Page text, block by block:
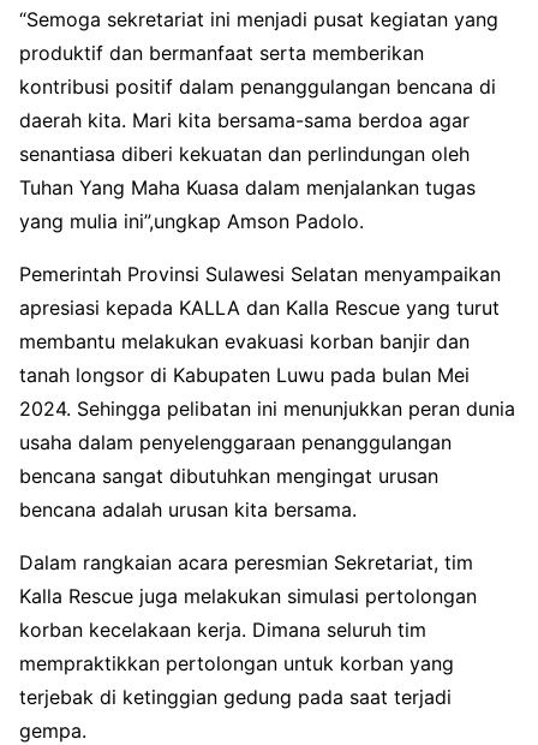
“Semoga sekretariat ini menjadi pusat kegiatan yang
produktif dan bermanfaat serta memberikan
kontribusi positif dalam penanggulangan bencana di
daerah kita. Mari kita bersama-sama berdoa agar
senantiasa diberi kekuatan dan perlindungan oleh
Tuhan Yang Maha Kuasa dalam menjalankan tugas
yang mulia ini”,ungkap Amson Padolo.
Pemerintah Provinsi Sulawesi Selatan menyampaikan
apresiasi kepada KALLA dan Kalla Rescue yang turut
membantu melakukan evakuasi korban banjir dan
tanah longsor di Kabupaten Luwu pada bulan Mei
2024. Sehingga pelibatan ini menunjukkan peran dunia
usaha dalam penyelenggaraan penanggulangan
bencana sangat dibutuhkan mengingat urusan
bencana adalah urusan kita bersama.
Dalam rangkaian acara peresmian Sekretariat, tim
Kalla Rescue juga melakukan simulasi pertolongan
korban kecelakaan kerja. Dimana seluruh tim
mempraktikkan pertolongan untuk korban yang
terjebak di ketinggian gedung pada saat terjadi
gempa.